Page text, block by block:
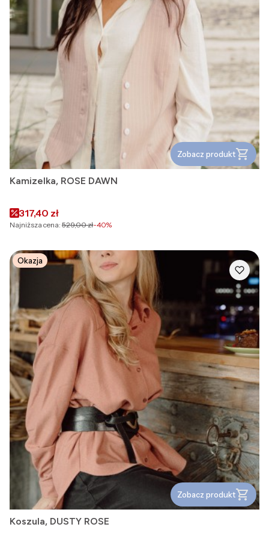
Zobacz produkt
Kamizelka, ROSE DAWN
Cena promocyjna
317,40 zł
Najniższa cena: 529,00 zł-40%
Okazja
Zobacz produkt
Koszula, DUSTY ROSE